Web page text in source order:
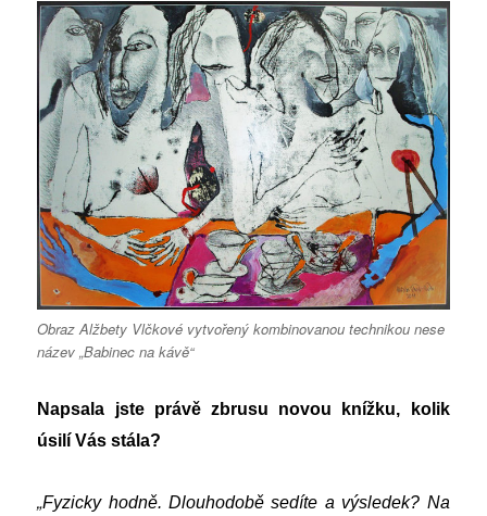
Obraz Alžbety Vlčkové vytvořený kombinovanou technikou nese
název „Babinec na kávě“
Napsala jste právě zbrusu novou knížku, kolik
úsilí Vás stála?
„Fyzicky hodně. Dlouhodobě sedíte a výsledek? Na